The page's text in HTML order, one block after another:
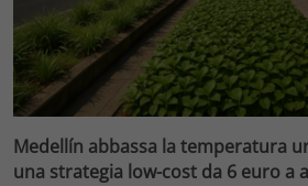
Medellín abbassa la temperatura
una strategia low-cost da 6 euro a